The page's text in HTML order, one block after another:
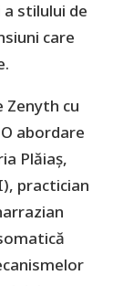
stilului de
care
Zenyth cu
abordare
Plăiaș,
practician